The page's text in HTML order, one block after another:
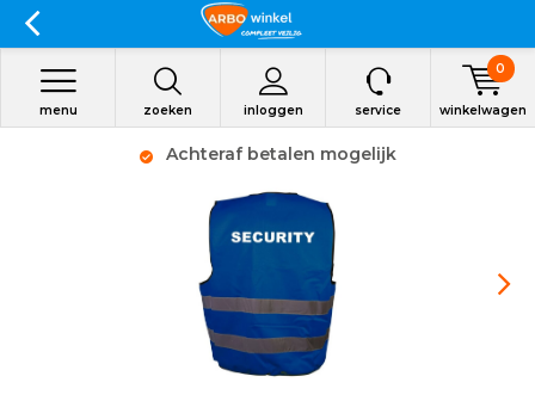
zoeken inloggen
menu service winkelwagen
0
Achteraf betalen mogelijk